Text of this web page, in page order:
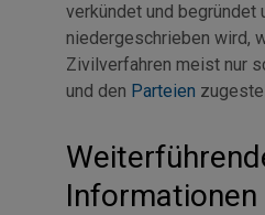
verkündet und begründet
niedergeschrieben wird,
Zivilverfahren meist nur
und den Parteien
Informationen